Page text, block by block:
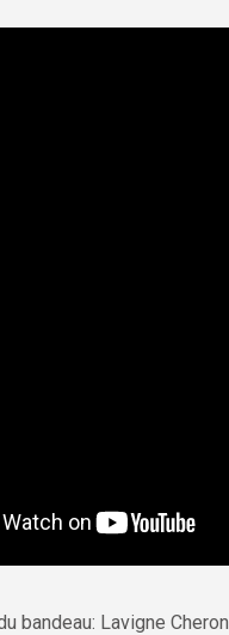
bandeau: Lavigne Cheron